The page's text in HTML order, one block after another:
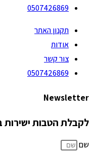
0507426869
תקנון האתר
אודות
צור קשר
0507426869
Newsletter
לקבלת הטבות ישירות
שם